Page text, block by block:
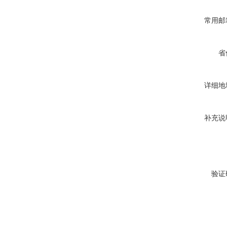
常用
省
详细
补充
验